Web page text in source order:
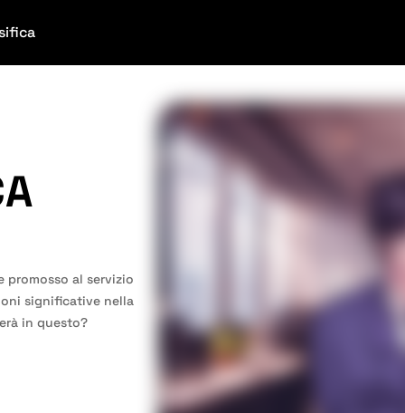
promosso al servizio
significative nella
in questo?